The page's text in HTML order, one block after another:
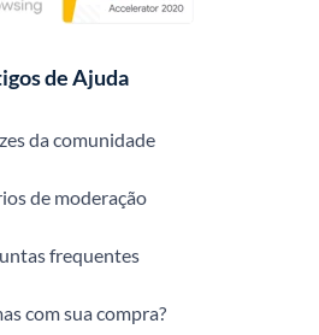
de Ajuda
da comunidade
de moderação
frequentes
com sua compra?